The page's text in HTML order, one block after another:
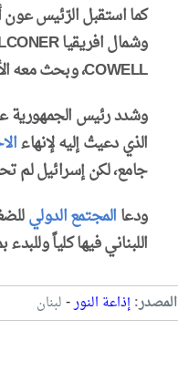
كما استقبل الرّئيس
وشمال افريقيا HAMISH FALCONER، في حضور السّفير البريطاني في
COWELL، وبحث معه الأوضاع العامة في لبنان عموما وفي الجنوب خصوصا.
وشدد رئيس الجمهورية
الذي دعيتُ إليه لإنهاء
جامع، لكن إسرائيل لم
ودعاالمجتمع الدولي
اللبناني فيها كلياً
المصدر:إذاعة النور-لبنان